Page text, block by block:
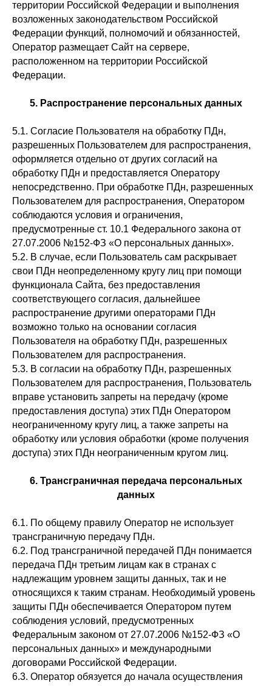
территории Российской Федерации и выполнения
возложенных законодательством Российской
Федерации функций, полномочий и обязанностей,
Оператор размещает Сайт на сервере,
расположенном на территории Российской
Федерации.
5. Распространение персональных данных
5.1. Согласие Пользователя на обработку ПДн,
разрешенных Пользователем для распространения,
оформляется отдельно от других согласий на
обработку ПДн и предоставляется Оператору
непосредственно. При обработке ПДн, разрешенных
Пользователем для распространения, Оператором
соблюдаются условия и ограничения,
предусмотренные ст. 10.1 Федерального закона от
27.07.2006 №152-ФЗ «О персональных данных».
5.2. В случае, если Пользователь сам раскрывает
свои ПДн неопределенному кругу лиц при помощи
функционала Сайта, без предоставления
соответствующего согласия, дальнейшее
распространение другими операторами ПДн
возможно только на основании согласия
Пользователя на обработку ПДн, разрешенных
Пользователем для распространения.
5.3. В согласии на обработку ПДн, разрешенных
Пользователем для распространения, Пользователь
вправе установить запреты на передачу (кроме
предоставления доступа) этих ПДн Оператором
неограниченному кругу лиц, а также запреты на
обработку или условия обработки (кроме получения
доступа) этих ПДн неограниченным кругом лиц.
6. Трансграничная передача персональных
данных
6.1. По общему правилу Оператор не использует
трансграничную передачу ПДн.
6.2. Под трансграничной передачей ПДн понимается
передача ПДн третьим лицам как в странах с
надлежащим уровнем защиты данных, так и не
относящихся к таким странам. Необходимый уровень
защиты ПДн обеспечивается Оператором путем
соблюдения условий, предусмотренных
Федеральным законом от 27.07.2006 №152-ФЗ «О
персональных данных» и международными
договорами Российской Федерации.
6.3. Оператор обязуется до начала осуществления